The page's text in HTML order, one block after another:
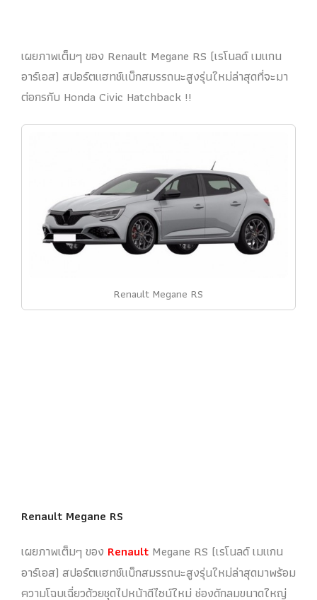
เผยภาพเต็มๆ ของ Renault Megane RS (เรโนลด์ เมแกน
อาร์เอส) สปอร์ตแฮทช์แบ็กสมรรถนะสูงรุ่นใหม่ล่าสุดที่จะมา
ต่อกรกับ Honda Civic Hatchback !!
Renault Megane RS
Renault Megane RS
เผยภาพเต็มๆ ของ Renault Megane RS (เรโนลด์ เมแกน
อาร์เอส) สปอร์ตแฮทช์แบ็กสมรรถนะสูงรุ่นใหม่ล่าสุดมาพร้อม
ความโฉบเฉี่ยวด้วยชุดไปหน้าดีไซน์ใหม่ ช่องดักลมขนาดใหญ่